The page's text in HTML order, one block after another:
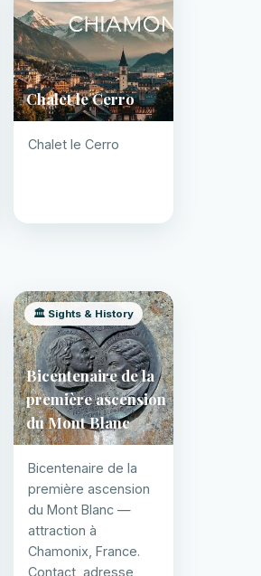
Chalet le Cerro
Chalet le Cerro
🏛️ Sights & History
Bicentenaire de la
première ascension
du Mont Blanc
Bicentenaire de la
première ascension
du Mont Blanc —
attraction à
Chamonix, France.
Contact, adresse,